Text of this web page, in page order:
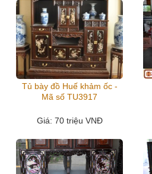
Tủ bày đồ Huế khảm ốc -
Mã số TU3917
Giá: 70 triệu VNĐ